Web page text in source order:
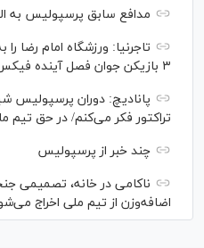
مدافع سابق پرسپولیس به
تاجرنیا: ورزشگاه امام رضا
۳ بازیکن جوان فصل آینده فیکس ترکیب می‌شوند
پانادیچ: دوران پرسپولیس
تراکتور فکر می‌کنم/ در حق تیم
چند خبر از پرسپولیس
ناکامی در خانه، تصمیمی
اضافه‌وزن از تیم ملی اخراج